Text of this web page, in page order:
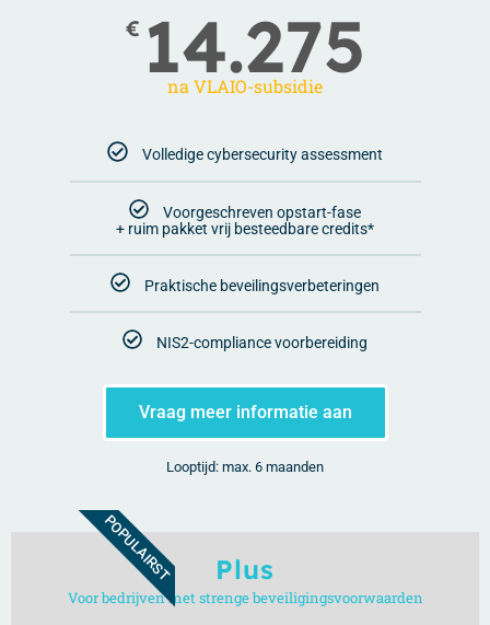
€ 14.275
na VLAIO-subsidie
Volledige cybersecurity assessment
Voorgeschreven opstart-fase
+ ruim pakket vrij besteedbare credits*
Praktische beveilingsverbeteringen
NIS2-compliance voorbereiding
Vraag meer informatie aan
Looptijd: max. 6 maanden
POPULAIRST Plus
Voor bedrijven met strenge beveiligingsvoorwaarden